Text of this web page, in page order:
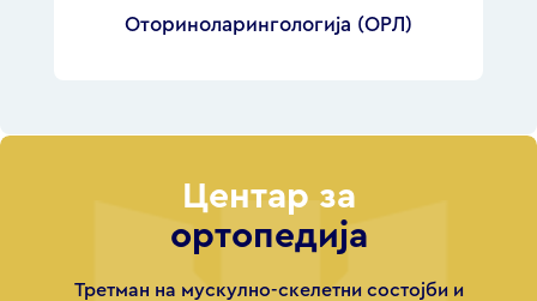
Оториноларингологија (ОРЛ)
Центар за
ортопедија
Третман на мускулно-скелетни состојби и